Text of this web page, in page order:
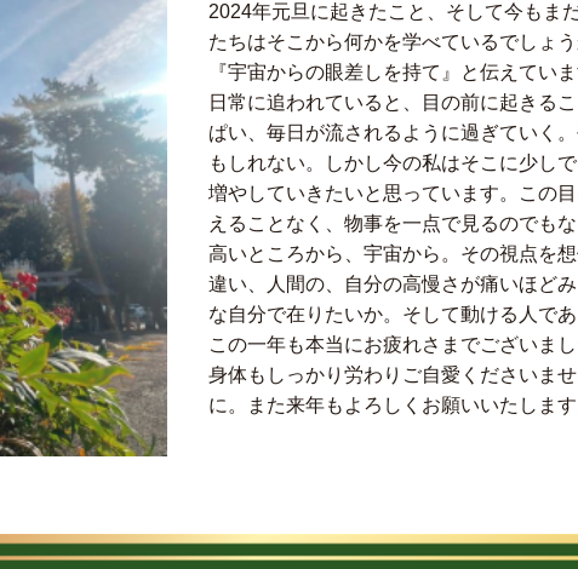
2024年元旦に起きたこと、そして今もま
たちはそこから何かを学べているでしょ
『宇宙からの眼差しを持て』と伝えていま
日常に追われていると、目の前に起きる
ぱい、毎日が流されるように過ぎていく
もしれない。しかし今の私はそこに少し
増やしていきたいと思っています。この
えることなく、物事を一点で見るのでも
高いところから、宇宙から。その視点を
違い、人間の、自分の高慢さが痛いほど
な自分で在りたいか。そして動ける人であ
この一年も本当にお疲れさまでございま
身体もしっかり労わりご自愛くださいま
に。また来年もよろしくお願いいたします